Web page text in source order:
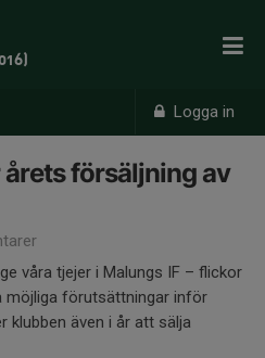
Logga in
försäljning av
våra tjejer i Malungs IF – flickor
möjliga förutsättningar inför
klubben även i år att sälja